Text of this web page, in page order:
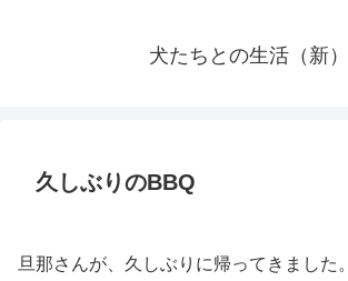
犬たちとの生活（新）
久しぶりのBBQ
旦那さんが、久しぶりに帰ってきました。